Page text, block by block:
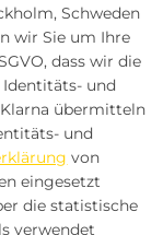
Schweden
wir Sie um Ihre
dass wir die
und
übermitteln
und
von
eingesetzt
die statistische
verwendet